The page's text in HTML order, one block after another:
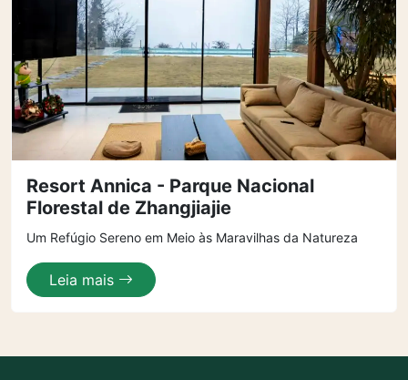
Resort Annica - Parque Nacional
Florestal de Zhangjiajie
Um Refúgio Sereno em Meio às Maravilhas da Natureza
Leia mais